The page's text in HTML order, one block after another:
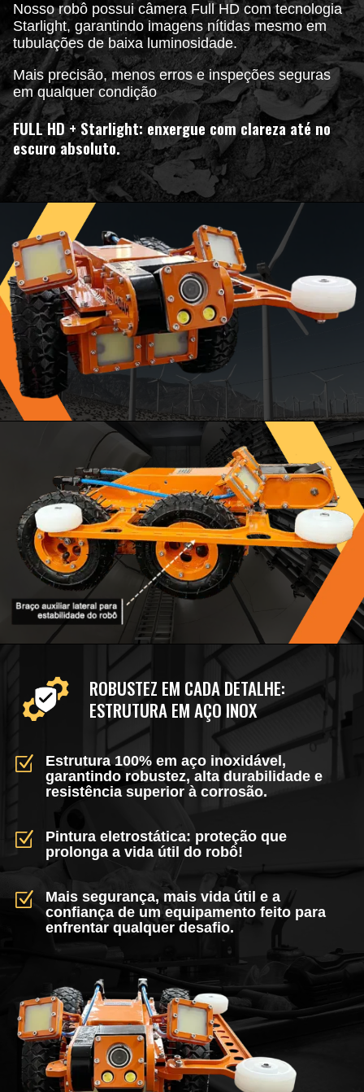
Nosso robô possui câmera Full HD com tecnologia
Starlight, garantindo imagens nítidas mesmo em
tubulações de baixa luminosidade.
Mais precisão, menos erros e inspeções seguras
em qualquer condição
FULL HD + Starlight: enxergue com clareza até no
escuro absoluto.
ROBUSTEZ EM CADA DETALHE:
ESTRUTURA EM AÇO INOX
Z
Estrutura 100% em aço inoxidável,
garantindo robustez, alta durabilidade e
resistência superior à corrosão.
Z
Pintura eletrostática: proteção que
prolonga a vida útil do robô!
Z
Mais segurança, mais vida útil e a
confiança de um equipamento feito para
enfrentar qualquer desafio.